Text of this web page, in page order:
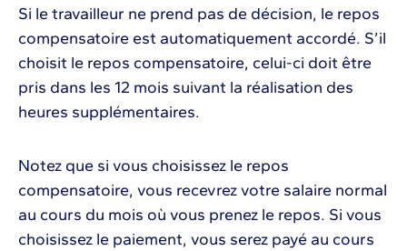
Si le travailleur ne prend pas de décision, le repos
compensatoire est automatiquement accordé. S’il
choisit le repos compensatoire, celui-ci doit être
pris dans les 12 mois suivant la réalisation des
heures supplémentaires.
Notez que si vous choisissez le repos
compensatoire, vous recevrez votre salaire normal
au cours du mois où vous prenez le repos. Si vous
choisissez le paiement, vous serez payé au cours